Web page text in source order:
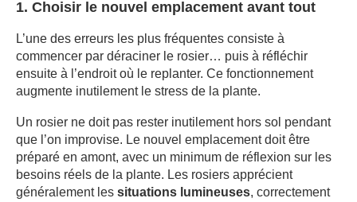
1. Choisir le nouvel emplacement avant tout
L’une des erreurs les plus fréquentes consiste à
commencer par déraciner le rosier… puis à réfléchir
ensuite à l’endroit où le replanter. Ce fonctionnement
augmente inutilement le stress de la plante.
Un rosier ne doit pas rester inutilement hors sol pendant
que l’on improvise. Le nouvel emplacement doit être
préparé en amont, avec un minimum de réflexion sur les
besoins réels de la plante. Les rosiers apprécient
généralement les situations lumineuses, correctement